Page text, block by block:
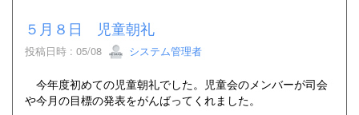
５月８日 児童朝礼
投稿日時 : 05/08 システム管理者
今年度初めての児童朝礼でした。児童会のメンバーが司会
や今月の目標の発表をがんばってくれました。